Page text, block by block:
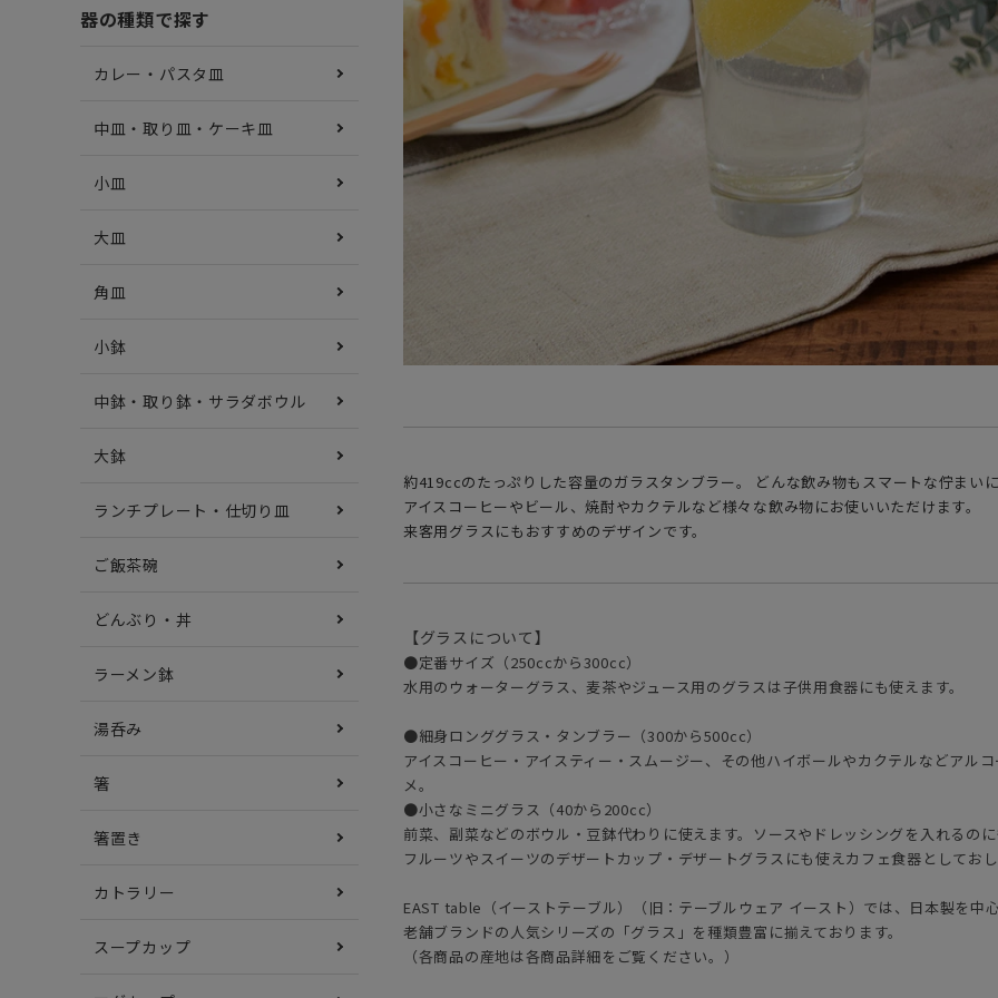
器の種類で探す
カレー・パスタ皿
中皿・取り皿・ケーキ皿
小皿
大皿
角皿
小鉢
中鉢・取り鉢・サラダボウル
大鉢
ランチプレート・仕切り皿
ご飯茶碗
どんぶり・丼
ラーメン鉢
湯呑み
箸
箸置き
カトラリー
スープカップ
約419ccのたっぷりした容量のガラスタンブラー。 どんな飲み物もスマートな佇まい
アイスコーヒーやビール、焼酎やカクテルなど様々な飲み物にお使いいただけます。
来客用グラスにもおすすめのデザインです。
【グラスについて】
●定番サイズ（250ccから300cc）
水用のウォーターグラス、麦茶やジュース用のグラスは子供用食器にも使えます。
●細身ロンググラス・タンブラー（300から500cc）
アイスコーヒー・アイスティー・スムージー、その他ハイボールやカクテルなどアル
メ。
●小さなミニグラス（40から200cc）
前菜、副菜などのボウル・豆鉢代わりに使えます。ソースやドレッシングを入れるの
フルーツやスイーツのデザートカップ・デザートグラスにも使えカフェ食器としてお
EAST table（イーストテーブル）（旧：テーブルウェア イースト）では、日本製を中
老舗ブランドの人気シリーズの「グラス」を種類豊富に揃えております。
（各商品の産地は各商品詳細をご覧ください。）